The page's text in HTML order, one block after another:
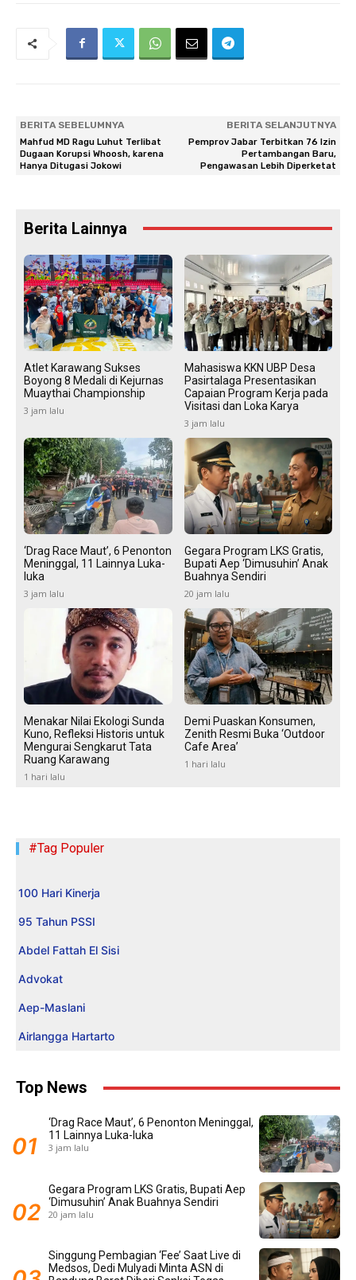
BERITA SEBELUMNYA
Mahfud MD Ragu Luhut Terlibat
Dugaan Korupsi Whoosh, karena
Hanya Ditugasi Jokowi
BERITA SELANJUTNYA
Pemprov Jabar Terbitkan 76 Izin
Pertambangan Baru,
Pengawasan Lebih Diperketat
Berita Lainnya
Atlet Karawang Sukses
Boyong 8 Medali di Kejurnas
Muaythai Championship
3 jam lalu
Mahasiswa KKN UBP Desa
Pasirtalaga Presentasikan
Capaian Program Kerja pada
Visitasi dan Loka Karya
3 jam lalu
‘Drag Race Maut’, 6 Penonton
Meninggal, 11 Lainnya Luka-
luka
3 jam lalu
Gegara Program LKS Gratis,
Bupati Aep ‘Dimusuhin’ Anak
Buahnya Sendiri
20 jam lalu
Menakar Nilai Ekologi Sunda
Kuno, Refleksi Historis untuk
Mengurai Sengkarut Tata
Ruang Karawang
1 hari lalu
Demi Puaskan Konsumen,
Zenith Resmi Buka ‘Outdoor
Cafe Area’
1 hari lalu
#Tag Populer
100 Hari Kinerja
95 Tahun PSSI
Abdel Fattah El Sisi
Advokat
Aep-Maslani
Airlangga Hartarto
Top News
‘Drag Race Maut’, 6 Penonton Meninggal,
11 Lainnya Luka-luka
3 jam lalu
Gegara Program LKS Gratis, Bupati Aep
‘Dimusuhin’ Anak Buahnya Sendiri
20 jam lalu
Singgung Pembagian ‘Fee’ Saat Live di
Medsos, Dedi Mulyadi Minta ASN di